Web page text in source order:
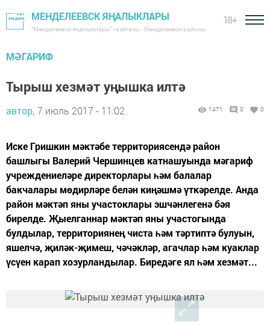
МЕНДЕЛЕЕВСК ЯҢАЛЫКЛАРЫ
"Менделеевск яңалыклары" газетасы - Менделеевск районы
18+
МӘГАРИФ
Тырыш хезмәт уңышка илтә
автор, 7 июль 2017 - 11:02 1471 0 0
Иске Гришкин мәктәбе территориясендә район
башлыгы Валерий Чершинцев катнашуында мәгариф
учреждениеләре директорлары һәм балалар
бакчалары мөдирләре белән киңәшмә үткәрелде. Анда
район мәктәп яны участоклары эшчәнлегенә бәя
бирелде. Җыелганнар мәктәп яны участогында
булдылар, территориянең чиста һәм тәртиптә булуын,
яшелчә, җиләк-җимеш, чәчәкләр, агачлар һәм куаклар
үсүен карап хозурландылар. Биредәге ял һәм хезмәт...